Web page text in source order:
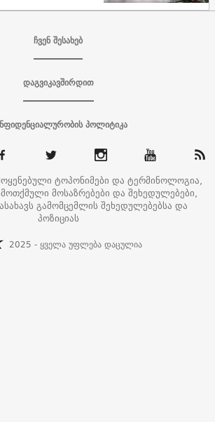
ჩვენ შესახებ
დაგვიკავშირდით
პოლიტიკა
ტოპონიმები და ტერმინოლოგია,
მოსაზრებები და შეხედულებები,
გამომცემლის შეხედულებებსა და
პოზიციას
2025 - ყველა უფლება დაცულია